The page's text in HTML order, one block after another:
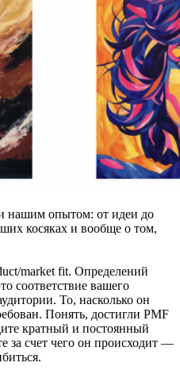
нашим опытом: от идеи до
косяках и вообще о том,
market fit. Определений
соответствие вашего
То, насколько он
Понять, достигли PMF
кратный и постоянный
за счет чего он происходит —